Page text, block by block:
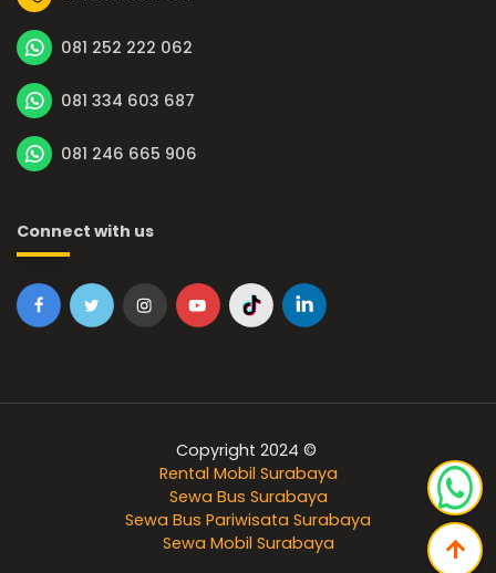
081 252 222 062
081 334 603 687
081 246 665 906
Connect with us
Copyright 2024 ©
Rental Mobil Surabaya
Sewa Bus Surabaya
Sewa Bus Pariwisata Surabaya
Sewa Mobil Surabaya
arrow_upward